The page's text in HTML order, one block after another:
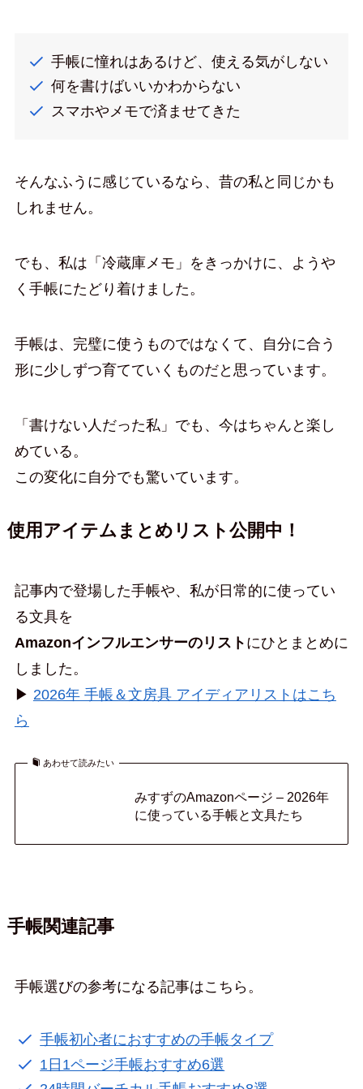
手帳に憧れはあるけど、使える気がしない
何を書けばいいかわからない
スマホやメモで済ませてきた
そんなふうに感じているなら、昔の私と同じかも
しれません。
でも、私は「冷蔵庫メモ」をきっかけに、ようや
く手帳にたどり着けました。
手帳は、完璧に使うものではなくて、自分に合う
形に少しずつ育てていくものだと思っています。
「書けない人だった私」でも、今はちゃんと楽し
めている。
この変化に自分でも驚いています。
使用アイテムまとめリスト公開中！
記事内で登場した手帳や、私が日常的に使ってい
る文具を
Amazonインフルエンサーのリスト にひとまとめに
しました。
▶︎ 2026年 手帳＆文房具 アイディアリストはこち
ら
あわせて読みたい
みすずのAmazonページ – 2026年
に使っている手帳と文具たち
手帳関連記事
手帳選びの参考になる記事はこちら。
手帳初心者におすすめの手帳タイプ
1日1ページ手帳おすすめ6選